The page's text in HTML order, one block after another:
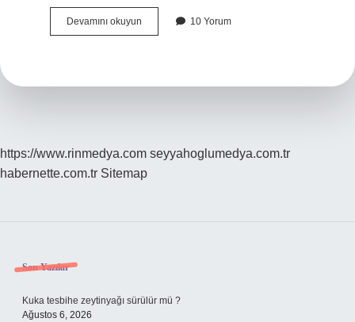
Devamını okuyun
Karnındaki
10 Yorum
https://www.rinmedya.com seyyahoglumedya.com.tr
habernette.com.tr Sitemap
Sidebar
Son Yazılar
Kuka tesbihe zeytinyağı sürülür mü ?
Ağustos 6, 2026